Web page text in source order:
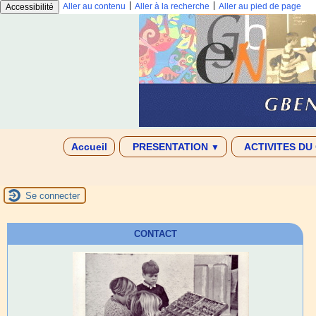
Accessibilité Aller au contenu Aller à la recherche Aller au pied de page
Accueil PRESENTATION ▼ ACTIVITES DU
Se connecter
CONTACT